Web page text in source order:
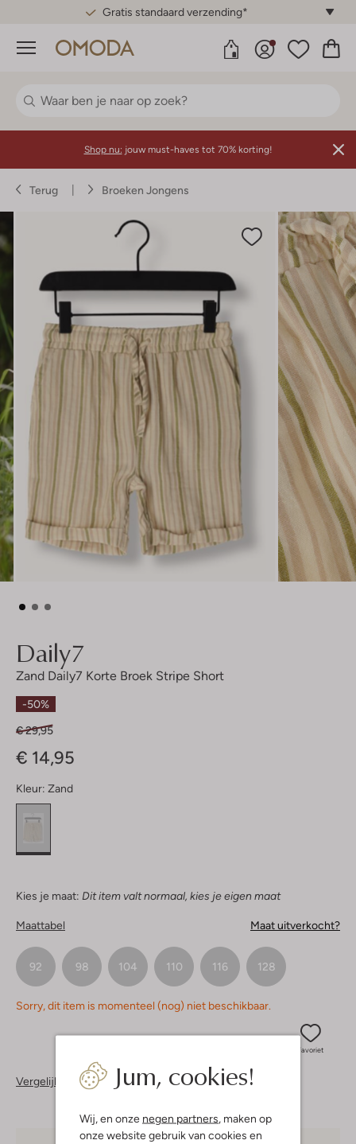
Gratis standaard verzending*
Menu
Jum, cookies!
Wij, en onze negen partners, maken op
onze website gebruik van cookies en
Shop nu: jouw must-haves tot 70% korting!
Terug Broeken Jongens
Daily7
Zand Daily7 Korte Broek Stripe Short
-50%
€ 29,95
€ 14,95
Kleur: Zand
Kies je maat: Dit item valt normaal, kies je eigen maat
Maattabel Maat uitverkocht?
92 98 104 110 116 128
Sorry, dit item is momenteel (nog) niet beschikbaar.
Favoriet
Vergelijkbare items